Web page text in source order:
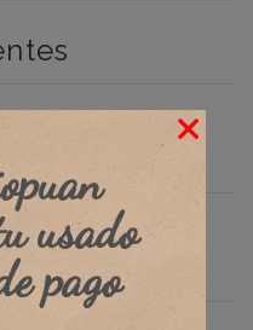
usado
pago